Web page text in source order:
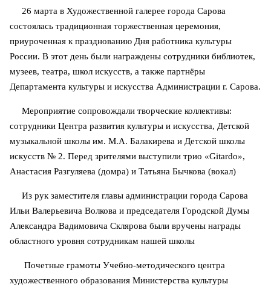
26 марта в Художественной галерее города Сарова
состоялась традиционная торжественная церемония,
приуроченная к празднованию Дня работника культуры
России. В этот день были награждены сотрудники библиотек,
музеев, театра, школ искусств, а также партнёры
Департамента культуры и искусства Администрации г. Сарова.
Мероприятие сопровождали творческие коллективы:
сотрудники Центра развития культуры и искусства, Детской
музыкальной школы им. М.А. Балакирева и Детской школы
искусств № 2. Перед зрителями выступили трио «Gitardo»,
Анастасия Разгуляева (домра) и Татьяна Бычкова (вокал)
Из рук заместителя главы администрации города Сарова
Ильи Валерьевича Волкова и председателя Городской Думы
Александра Вадимовича Склярова были вручены награды
областного уровня сотрудникам нашей школы
Почетные грамоты Учебно-методического центра
художественного образования Министерства культуры